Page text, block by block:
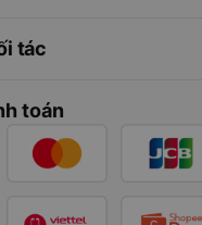
tác
toán